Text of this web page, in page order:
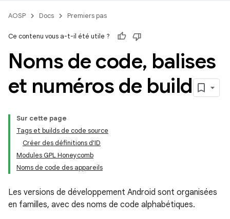
AOSP Docs Premiers pas
Ce contenu vous a-t-il été utile ?
Noms de code, balises
et numéros de build
Sur cette page
Tags et builds de code source
Créer des définitions d'ID
Modules GPL Honeycomb
Noms de code des appareils
Les versions de développement Android sont organisées
en familles, avec des noms de code alphabétiques.